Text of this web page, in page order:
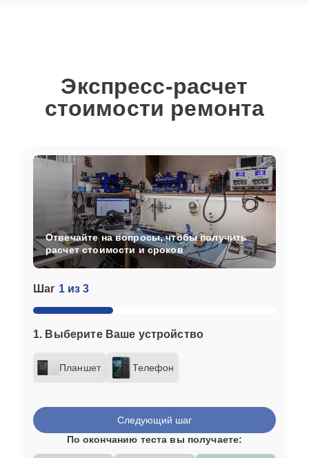
Экспресс-расчет
стоимости ремонта
Шаг 1 из 3
1. Выберите Ваше устройство
Планшет Телефон
Отвечайте на вопросы, чтобы получить
расчет стоимости и сроков
Следующий шаг
По окончанию теста вы получаете: